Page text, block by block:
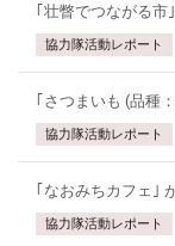
｢壮瞥でつながる
協力隊活動レポート
｢さつまいも (品種
協力隊活動レポート
｢なおみちカフェ｣
協力隊活動レポート